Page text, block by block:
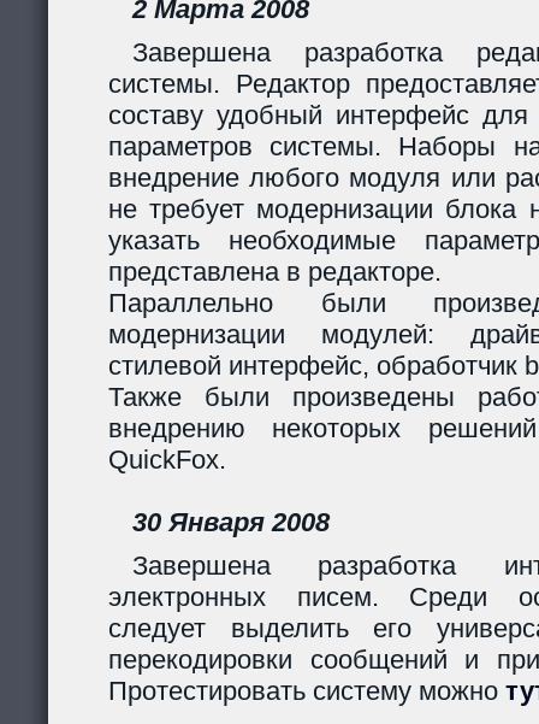
2 Марта 2008
Завершена разработка
системы. Редактор
составу удобный интерфейс для
параметров системы. Наборы
внедрение любого модуля или
не требует модернизации блока
указать необходимые
представлена в редакторе.
Параллельно были
модернизации модулей:
стилевой интерфейс, обработчик
Также были произведены
внедрению некоторых
QuickFox.
30 Января 2008
Завершена разработка
электронных писем. Среди
следует выделить его
перекодировки сообщений и
Протестировать систему можно